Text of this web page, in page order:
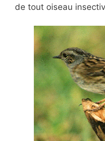
de tout oiseau